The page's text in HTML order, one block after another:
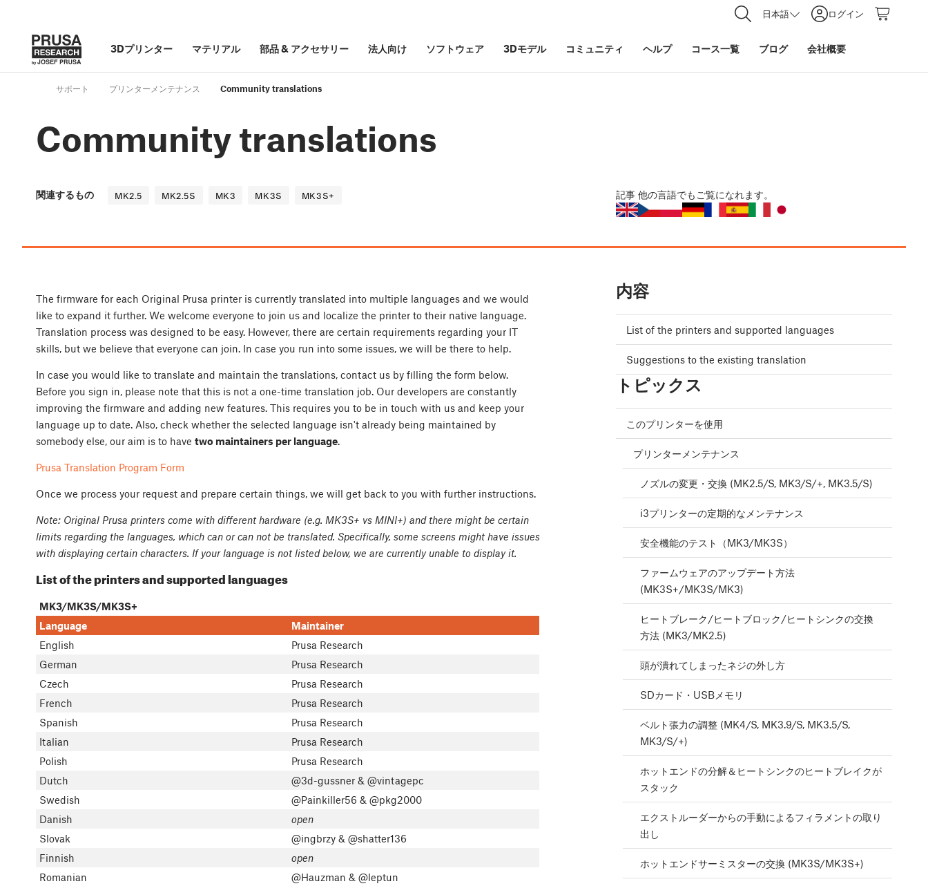
日本語 ログイン
3Dプリンター マテリアル 部品& アクセサリー 法人向け ソフトウェア 3Dモデル コミュニティ ヘルプ コース一覧 ブログ 会社概要
サポート プリンターメンテナンス Community translations
Community translations
関連するもの MK2.5 MK2.5S MK3 MK3S MK3S+ 記事 他の言語でもご覧になれます。
The firmware for each Original Prusa printer is currently translated into multiple languages and we would
like to expand it further. We welcome everyone to join us and localize the printer to their native language.
Translation process was designed to be easy. However, there are certain requirements regarding your IT
skills, but we believe that everyone can join. In case you run into some issues, we will be there to help.
In case you would like to translate and maintain the translations, contact us by filling the form below.
Before you sign in, please note that this is not a one-time translation job. Our developers are constantly
improving the firmware and adding new features. This requires you to be in touch with us and keep your
language up to date. Also, check whether the selected language isn't already being maintained by
somebody else, our aim is to have two maintainers per language.
Prusa Translation Program Form
Once we process your request and prepare certain things, we will get back to you with further instructions.
Note: Original Prusa printers come with different hardware (e.g. MK3S+ vs MINI+) and there might be certain
limits regarding the languages, which can or can not be translated. Specifically, some screens might have issues
with displaying certain characters. If your language is not listed below, we are currently unable to display it.
List of the printers and supported languages
MK3/MK3S/MK3S+
Language
Maintainer
English
Prusa Research
German
Prusa Research
Czech
Prusa Research
French
Prusa Research
Spanish
Prusa Research
Italian
Prusa Research
Polish
Prusa Research
Dutch
@3d-gussner & @vintagepc
Swedish
@Painkiller56 & @pkg2000
Danish
open
Slovak
@ingbrzy & @shatter136
Finnish
open
Romanian
@Hauzman & @leptun
内容
List of the printers and supported languages
Suggestions to the existing translation
トピックス
このプリンターを使用
プリンターメンテナンス
ノズルの変更・交換 (MK2.5/S, MK3/S/+, MK3.5/S)
i3プリンターの定期的なメンテナンス
安全機能のテスト（MK3/MK3S）
ファームウェアのアップデート方法
(MK3S+/MK3S/MK3)
ヒートブレーク/ヒートブロック/ヒートシンクの交換
方法 (MK3/MK2.5)
頭が潰れてしまったネジの外し方
SDカード・USBメモリ
ベルト張力の調整 (MK4/S, MK3.9/S, MK3.5/S,
MK3/S/+)
ホットエンドの分解＆ヒートシンクのヒートブレイクが
スタック
エクストルーダーからの手動によるフィラメントの取り
出し
ホットエンドサーミスターの交換 (MK3S/MK3S+)